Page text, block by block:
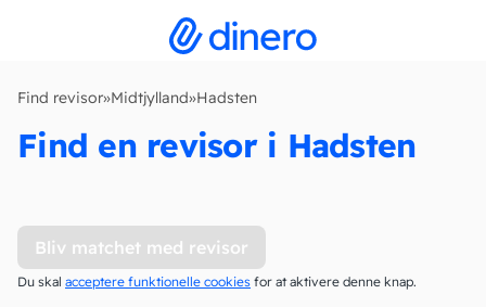
Find revisor»Midtjylland»Hadsten
Find en revisor i Hadsten
Bliv matchet med revisor
Du skal acceptere funktionelle cookies for at aktivere denne knap.